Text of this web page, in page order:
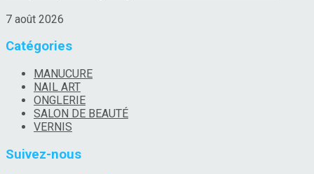
7 août 2026
Catégories
MANUCURE
NAIL ART
ONGLERIE
SALON DE BEAUTÉ
VERNIS
Suivez-nous